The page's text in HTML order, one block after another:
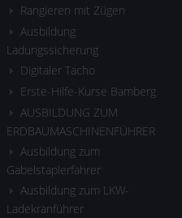
Rangieren mit Zügen
Ausbildung
Ladungssicherung
Digitaler Tacho
Erste-Hilfe-Kurse Bamberg
AUSBILDUNG ZUM
ERDBAUMASCHINENFÜHRER
Ausbildung zum
Gabelstaplerfahrer
Ausbildung zum LKW-
Ladekranführer